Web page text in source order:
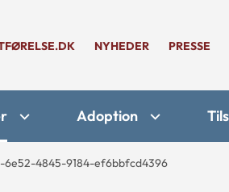
NYHEDER PRESSE
Adoption
6e52-4845-9184-ef6bbfcd4396